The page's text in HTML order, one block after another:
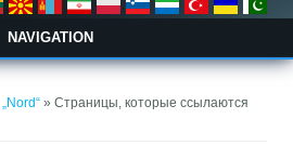
NAVIGATION
» Страницы, которые ссылаются